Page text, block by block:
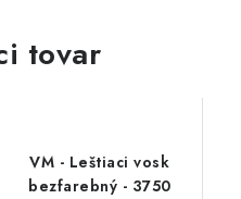
tovar
VM - Leštiaci vosk
bezfarebný - 3750